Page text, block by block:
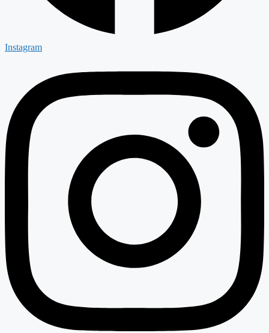
Instagram